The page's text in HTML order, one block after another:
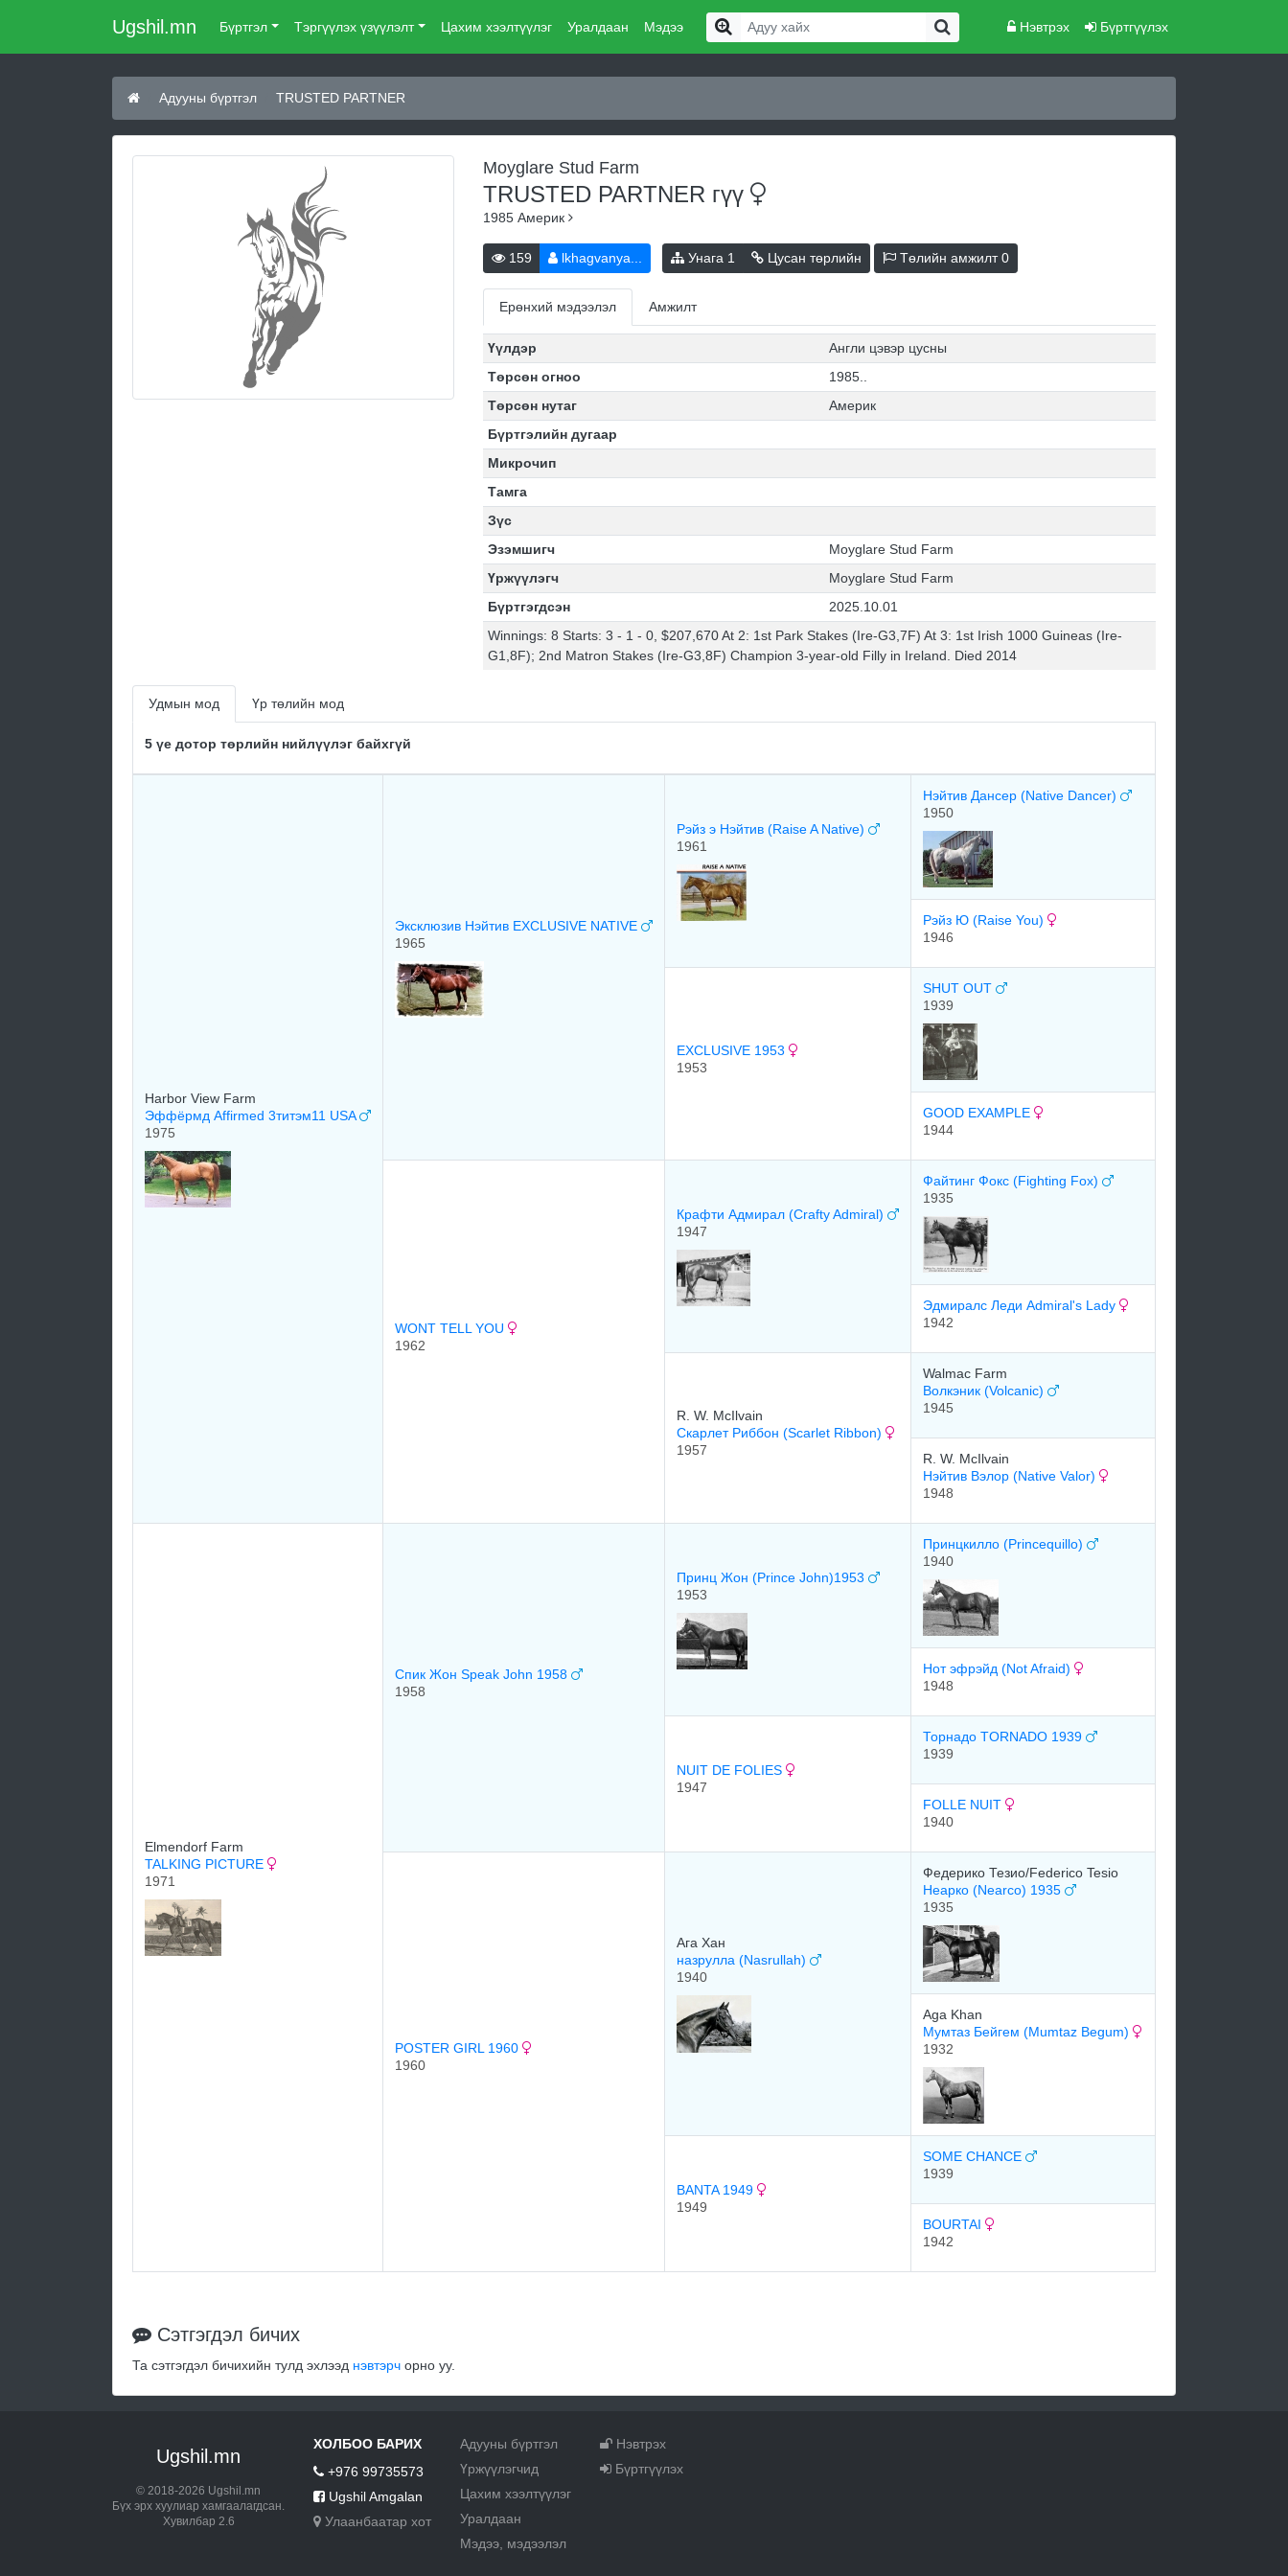
Ugshil.mn Бүртгэл Тэргүүлэх үзүүлэлт Цахим хээлтүүлэг Уралдаан Мэдээ Нэвтрэх Бүртгүүлэх
Адууны бүртгэл TRUSTED PARTNER
Moyglare Stud Farm
TRUSTED PARTNER гүү
1985 Америк
159 lkhagvanya... Унага 1 Цусан төрлийн Төлийн амжилт0
Ерөнхий мэдээлэл Амжилт
Үүлдэр
Англи цэвэр цусны
Төрсөн огноо
1985..
Төрсөн нутаг
Америк
Бүртгэлийн дугаар
Микрочип
Тамга
Зүс
Эзэмшигч
Moyglare Stud Farm
Үржүүлэгч
Moyglare Stud Farm
Бүртгэгдсэн
2025.10.01
Winnings: 8 Starts: 3 - 1 - 0, $207,670 At 2: 1st Park Stakes (Ire-G3,7F) At 3: 1st Irish 1000 Guineas (Ire-
G1,8F); 2nd Matron Stakes (Ire-G3,8F) Champion 3-year-old Filly in Ireland. Died 2014
Удмын мод Үр төлийн мод
5 үе дотор төрлийн нийлүүлэг байхгүй
Harbor View Farm
Эффёрмд Affirmed 3титэм11 USA
1975
Эксклюзив Нэйтив EXCLUSIVE NATIVE
1965
Рэйз э Нэйтив (Raise A Native)
1961
Нэйтив Дансер (Native Dancer)
1950
Рэйз Ю (Raise You)
1946
EXCLUSIVE 1953
1953
SHUT OUT
1939
GOOD EXAMPLE
1944
WONT TELL YOU
1962
Крафти Aдмирал (Crafty Admiral)
1947
Файтинг Фокс (Fighting Fox)
1935
Эдмиралс Леди Admiral's Lady
1942
R. W. McIlvain
Скарлет Риббон (Scarlet Ribbon)
1957
Walmac Farm
Волкэник (Volcanic)
1945
R. W. McIlvain
Нэйтив Вэлор (Native Valor)
1948
Elmendorf Farm
TALKING PICTURE
1971
Спик Жон Speak John 1958
1958
Принц Жон (Prince John)1953
1953
Принцкилло (Princequillo)
1940
Нот эфрэйд (Not Afraid)
1948
NUIT DE FOLIES
1947
Торнадо TORNADO 1939
1939
FOLLE NUIT
1940
POSTER GIRL 1960
1960
Ага Хан
назрулла (Nasrullah)
1940
Федерико Тезио/Federico Tesio
Неарко (Nearco) 1935
1935
Aga Khan
Mумтаз Бeйгeм (Mumtaz Begum)
1932
BANTA 1949
1949
SOME CHANCE
1939
BOURTAI
1942
Сэтгэгдэл бичих
Та сэтгэгдэл бичихийн тулд эхлээд нэвтэрч орно уу.
Ugshil.mn
© 2018-2026 Ugshil.mn
Бүх эрх хуулиар хамгаалагдсан.
Хувилбар 2.6
ХОЛБОО БАРИХ
+976 99735573
Ugshil Amgalan
Улаанбаатар хот
Адууны бүртгэл
Үржүүлэгчид
Цахим хээлтүүлэг
Уралдаан
Мэдээ, мэдээлэл
Нэвтрэх
Бүртгүүлэх